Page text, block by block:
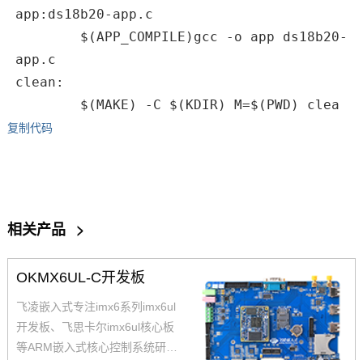
app:ds18b20-app.c
$(APP_COMPILE)gcc -o app ds18b20-
app.c
clean:
$(MAKE) -C $(KDIR) M=$(PWD) clea
复制代码
相关产品 >
OKMX6UL-C开发板
飞凌嵌入式专注imx6系列imx6ul
开发板、飞思卡尔imx6ul核心板
等ARM嵌入式核心控制系统研